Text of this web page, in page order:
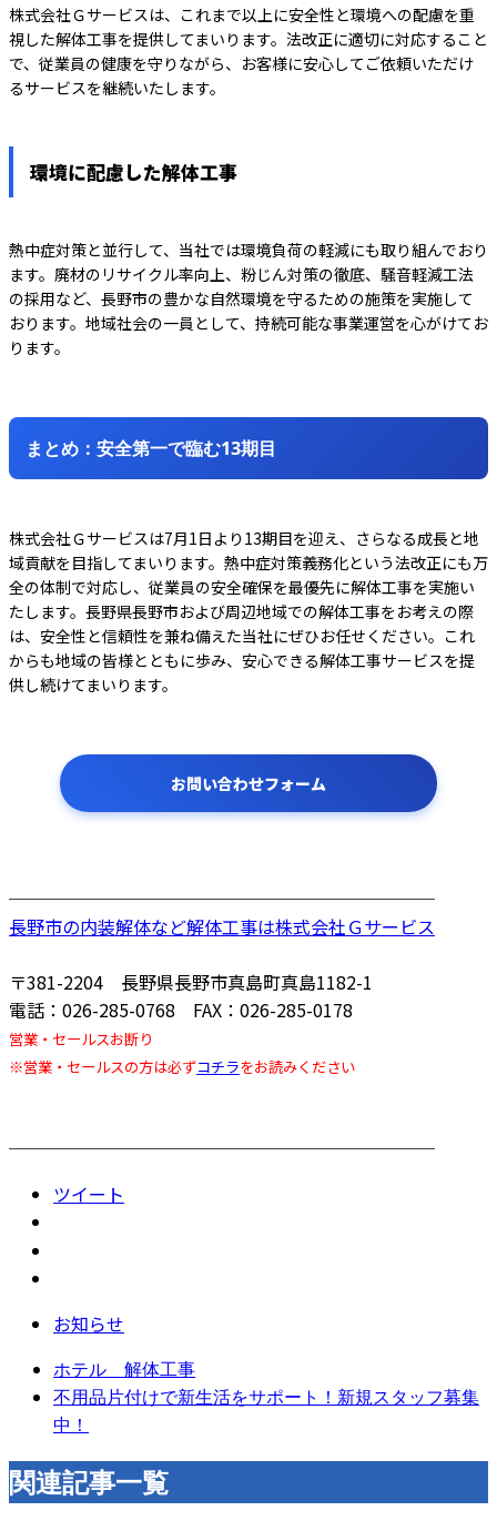
株式会社Ｇサービスは、これまで以上に安全性と環境への配慮を重
視した解体工事を提供してまいります。法改正に適切に対応すること
で、従業員の健康を守りながら、お客様に安心してご依頼いただけ
るサービスを継続いたします。
環境に配慮した解体工事
熱中症対策と並行して、当社では環境負荷の軽減にも取り組んでおり
ます。廃材のリサイクル率向上、粉じん対策の徹底、騒音軽減工法
の採用など、長野市の豊かな自然環境を守るための施策を実施して
おります。地域社会の一員として、持続可能な事業運営を心がけてお
ります。
まとめ：安全第一で臨む13期目
株式会社Ｇサービスは7月1日より13期目を迎え、さらなる成長と地
域貢献を目指してまいります。熱中症対策義務化という法改正にも万
全の体制で対応し、従業員の安全確保を最優先に解体工事を実施い
たします。長野県長野市および周辺地域での解体工事をお考えの際
は、安全性と信頼性を兼ね備えた当社にぜひお任せください。これ
からも地域の皆様とともに歩み、安心できる解体工事サービスを提
供し続けてまいります。
お問い合わせフォーム
────────────────────────
長野市の内装解体など解体工事は株式会社Ｇサービス
〒381-2204 長野県長野市真島町真島1182-1
電話：026-285-0768 FAX：026-285-0178
営業・セールスお断り
※営業・セールスの方は必ずコチラをお読みください
────────────────────────
ツイート
お知らせ
ホテル 解体工事
不用品片付けで新生活をサポート！新規スタッフ募集
中！
関連記事一覧